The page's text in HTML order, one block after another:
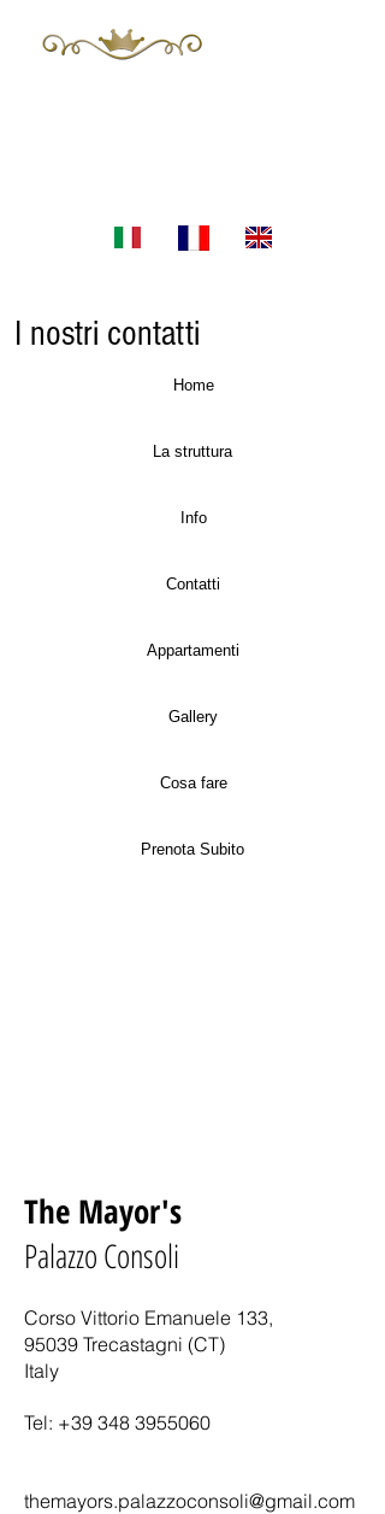
The Mayor 's
I nostri contatti
Home
La struttura
Info
Contatti
Appartamenti
Gallery
Cosa fare
Prenota Subito
The Mayor's
Palazzo Consoli
Corso Vittorio Emanuele 133,
95039 Trecastagni (CT)
Italy
Tel: +39 348 3955060
themayors.palazzoconsoli@gmail.com